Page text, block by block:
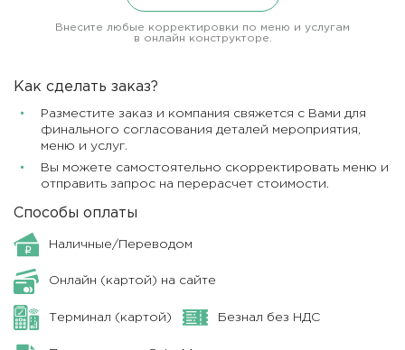
Внесите любые корректировки по меню и услугам
в онлайн конструкторе.
Как сделать заказ?
Разместите заказ и компания свяжется с Вами для
финального согласования деталей мероприятия,
меню и услуг.
Вы можете самостоятельно скорректировать меню и
отправить запрос на перерасчет стоимости.
Способы оплаты
Наличные/Переводом
Онлайн (картой) на сайте
Терминал (картой) Безнал без НДС